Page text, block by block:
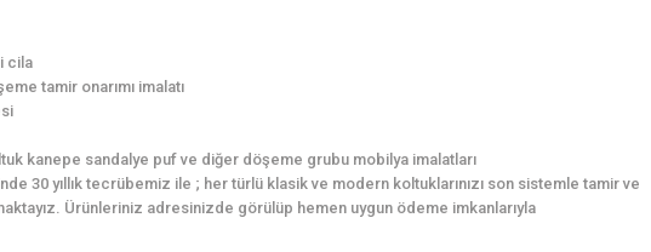
cila
tamir onarımı imalatı
kanepe sandalye puf ve diğer döşeme grubu mobilya imalatları
30 yıllık tecrübemiz ile ; her türlü klasik ve modern koltuklarınızı son sistemle tamir ve
Ürünleriniz adresinizde görülüp hemen uygun ödeme imkanlarıyla